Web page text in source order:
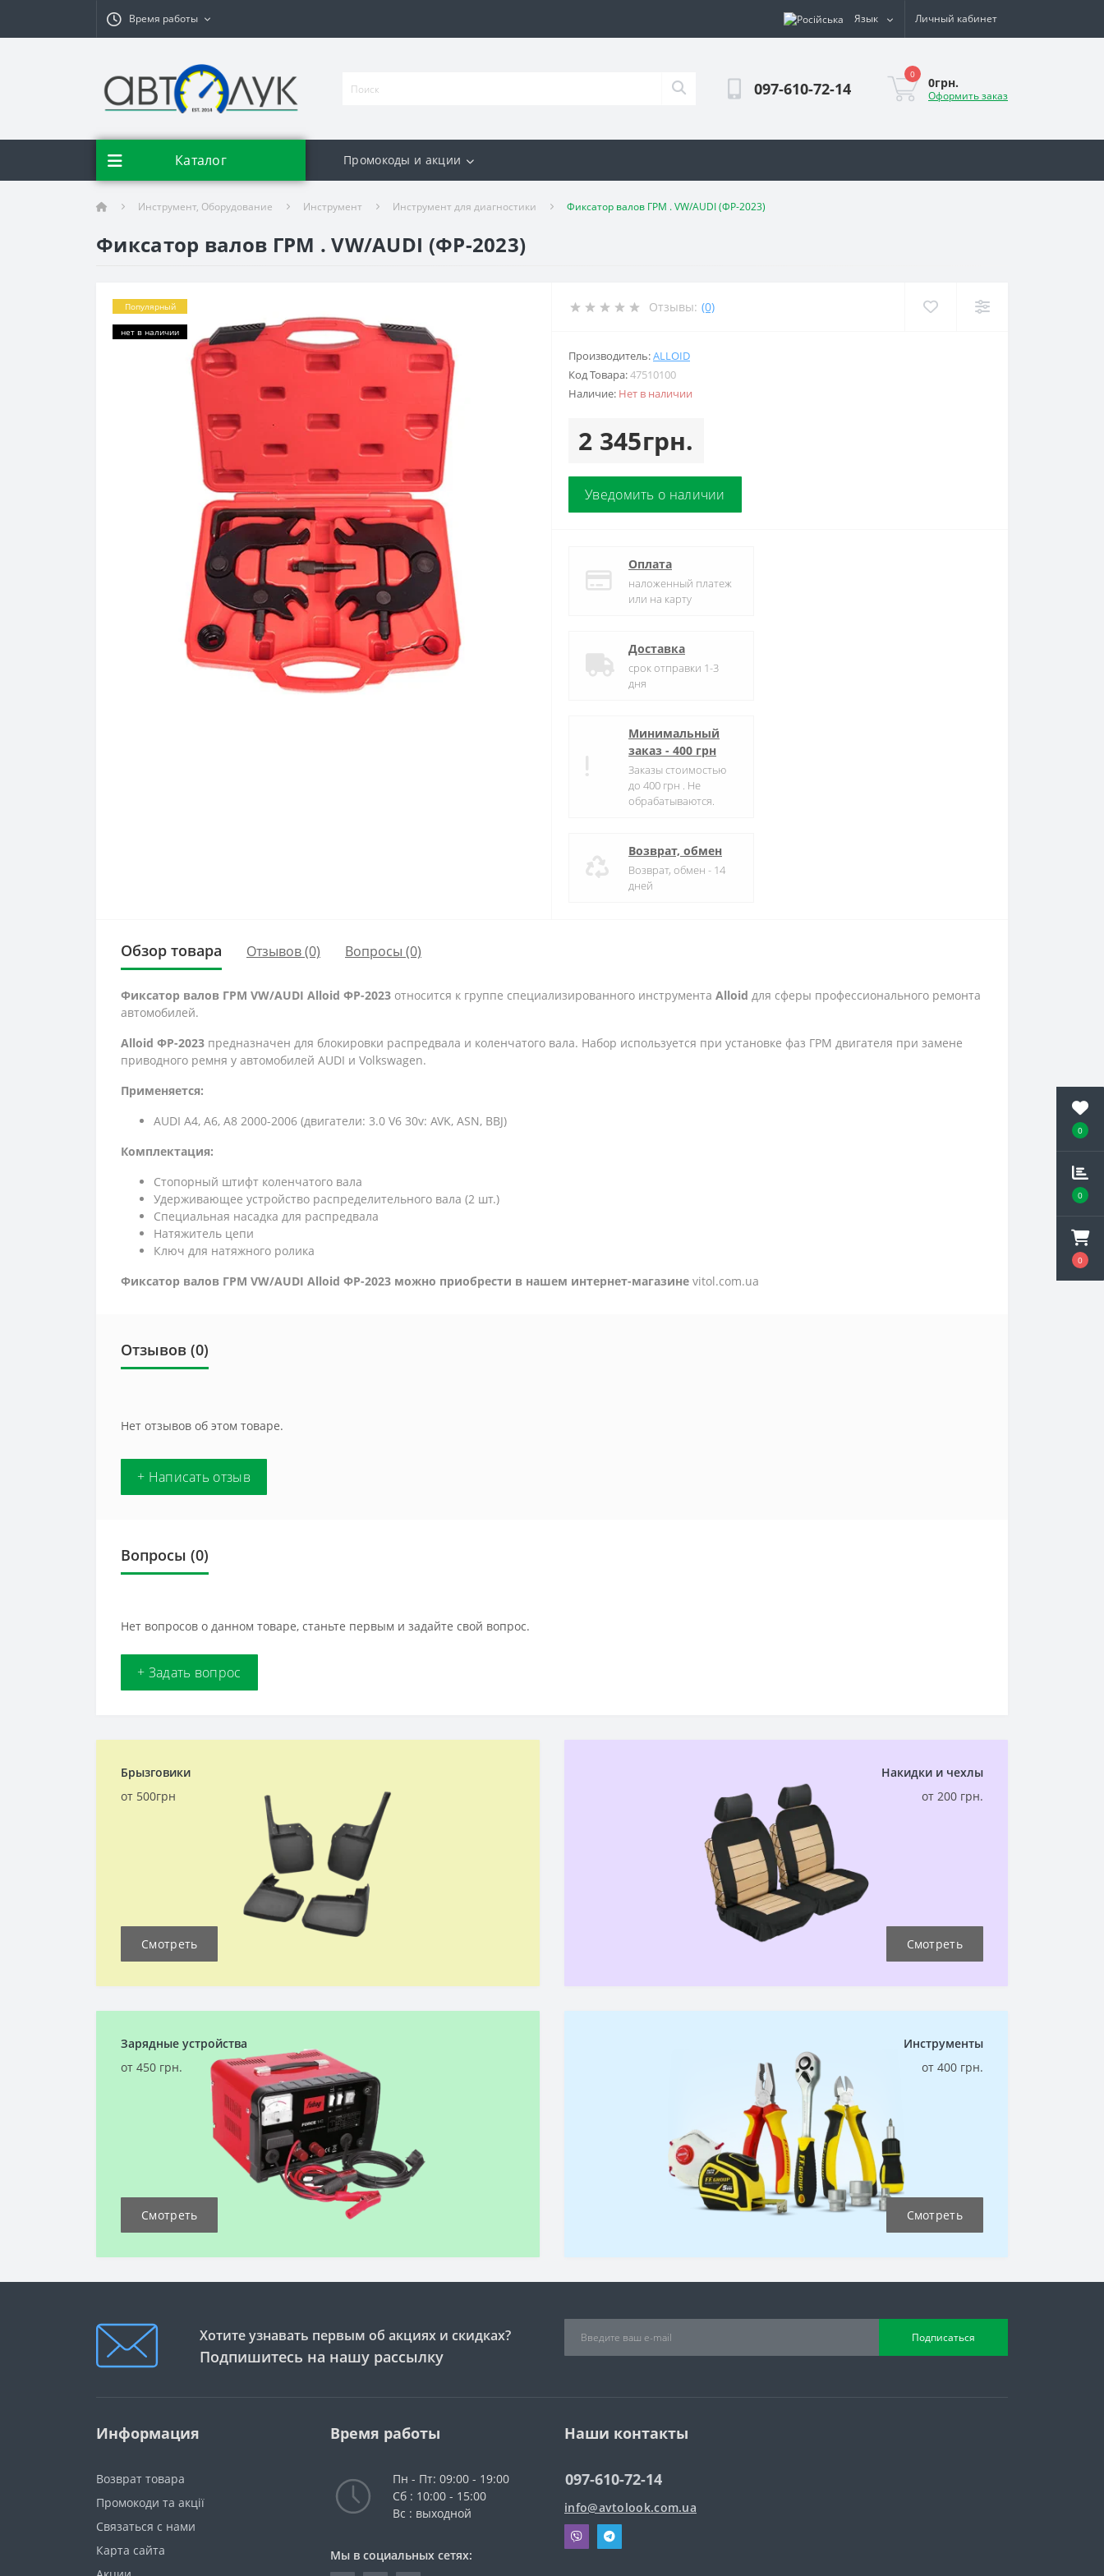
0
0
0
Время работы Язык Личный кабинет
097-610-72-14
0
0грн.
Оформить заказ
Каталог Промокоды и акции
Инструмент, Оборудование Инструмент Инструмент для диагностики Фиксатор валов ГРМ . VW/AUDI (ФР-2023)
Фиксатор валов ГРМ . VW/AUDI (ФР-2023)
Популярный
нет в наличии
Отзывы: (0)
Производитель:ALLOID
Код Товара:47510100
Наличие: Нет в наличии
2 345грн.
Уведомить о наличии
Оплата
наложенный платеж
или на карту
Доставка
срок отправки 1-3
дня
Минимальный
заказ - 400 грн
Заказы стоимостью
до 400 грн . Не
обрабатываются.
Возврат, обмен
Возврат, обмен - 14
дней
Обзор товара Отзывов (0) Вопросы (0)
Фиксатор валов ГРМ VW/AUDI Alloid ФР-2023 относится к группе специализированного инструмента Alloid для сферы профессионального ремонта
автомобилей.
Alloid ФР-2023 предназначен для блокировки распредвала и коленчатого вала. Набор используется при установке фаз ГРМ двигателя при замене
приводного ремня у автомобилей AUDI и Volkswagen.
Применяется:
AUDI A4, A6, A8 2000-2006 (двигатели: 3.0 V6 30v: AVK, ASN, BBJ)
Комплектация:
Стопорный штифт коленчатого вала
Удерживающее устройство распределительного вала (2 шт.)
Специальная насадка для распредвала
Натяжитель цепи
Ключ для натяжного ролика
Фиксатор валов ГРМ VW/AUDI Alloid ФР-2023 можно приобрести в нашем интернет-магазине vitol.com.ua
Отзывов (0)
Нет отзывов об этом товаре.
+ Написать отзыв
Вопросы (0)
Нет вопросов о данном товаре, станьте первым и задайте свой вопрос.
+ Задать вопрос
Брызговики
от 500грн
Смотреть
Накидки и чехлы
от 200 грн.
Смотреть
Зарядные устройства
от 450 грн.
Смотреть
Инструменты
от 400 грн.
Смотреть
Хотите узнавать первым об акциях и скидках?
Подпишитесь на нашу рассылку
Подписаться
Информация
Возврат товара
Промокоди та акції
Связаться с нами
Карта сайта
Время работы
Пн - Пт: 09:00 - 19:00
Сб : 10:00 - 15:00
Вс : выходной
Мы в социальных сетях:
Наши контакты
097-610-72-14
info@avtolook.com.ua